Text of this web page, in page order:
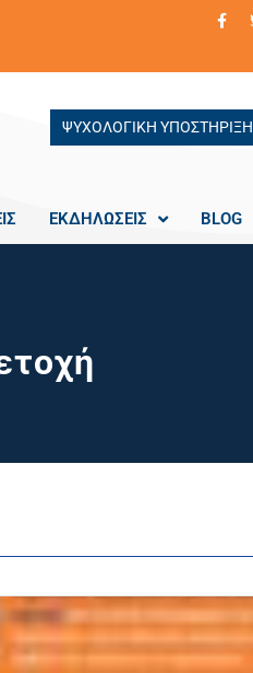
ΨΥΧΟΛΟΓΙΚΗ ΥΠΟΣΤΗΡΙΞΗ
ΕΚΔΗΛΩΣΕΙΣ BLOG